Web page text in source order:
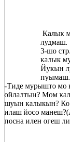
Калык
лудмаш.
3-шо
калык
Йукын
пуымаш.
-Тиде мурышто мо
ойлалтын? Мом
шуын калыкын? Ко
илаш йосо
посна илен огеш